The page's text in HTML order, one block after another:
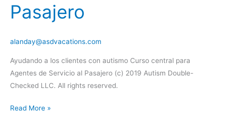
Pasajero
alanday@asdvacations.com
Ayudando a los clientes con autismo Curso central para
Agentes de Servicio al Pasajero (c) 2019 Autism Double-
Checked LLC. All rights reserved.
Curso
Read More »